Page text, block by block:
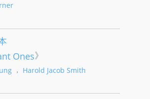
Ones》
， Harold Jacob Smith